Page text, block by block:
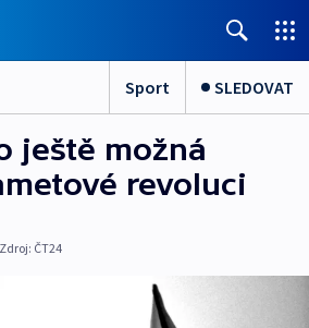
Sport SLEDOVAT
ještě možná
revoluci
Zdroj: ČT24